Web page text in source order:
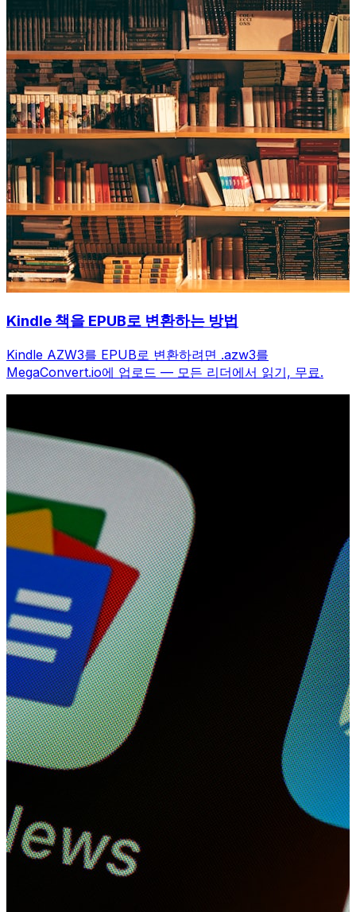
Kindle 책을 EPUB로 변환하는 방법
Kindle AZW3를 EPUB로 변환하려면 .azw3를
MegaConvert.io에 업로드 — 모든 리더에서 읽기, 무료.